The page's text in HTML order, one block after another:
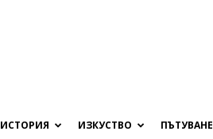
ИСТОРИЯ ИЗКУСТВО ПЪТУВАНЕ